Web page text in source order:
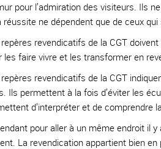
pour l’admiration des visiteurs. Ils
réussite ne dépendent que de ceux
revendicatifs de la CGT
les faire vivre et les transformer en
revendicatifs de la CGT
Ils permettent à la fois d’éviter les
d’interpréter et de comprendre
pour aller à un même endroit il
La revendication appartient bien